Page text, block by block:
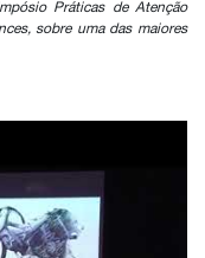
Práticas de Atenção
sobre uma das maiores